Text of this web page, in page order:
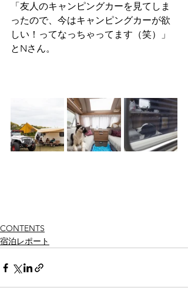
「友人のキャンピングカーを見てしま
ったので、今はキャンピングカーが欲
しい！ってなっちゃってます（笑）」
とNさん。
CONTENTS
宿泊レポート